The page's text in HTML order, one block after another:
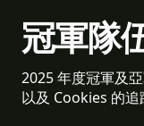
冠軍隊
2025 年度冠軍及
以及 Cookies 的追